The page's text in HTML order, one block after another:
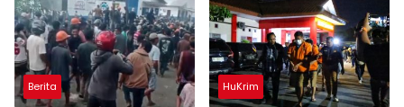
Berita HuKrim